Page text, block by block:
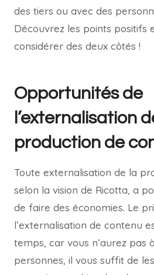
des tiers ou avec des
Découvrez les points positifs
considérer des deux côtés !
Opportunités de
l’externalisation
production de
Toute externalisation de la
selon la vision de Ricotta, a
de faire des économies. Le
l’externalisation de contenu
temps, car vous n’aurez pas
personnes, il vous suffit de